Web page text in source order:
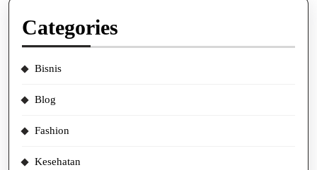
Categories
Bisnis
Blog
Fashion
Kesehatan